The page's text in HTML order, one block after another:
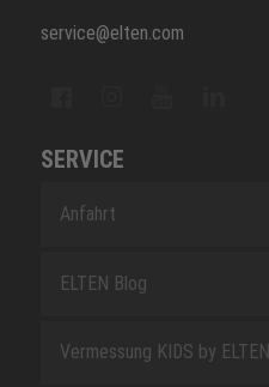
service@elten.com
SERVICE
Anfahrt
ELTEN Blog
Vermessung KIDS by ELTEN